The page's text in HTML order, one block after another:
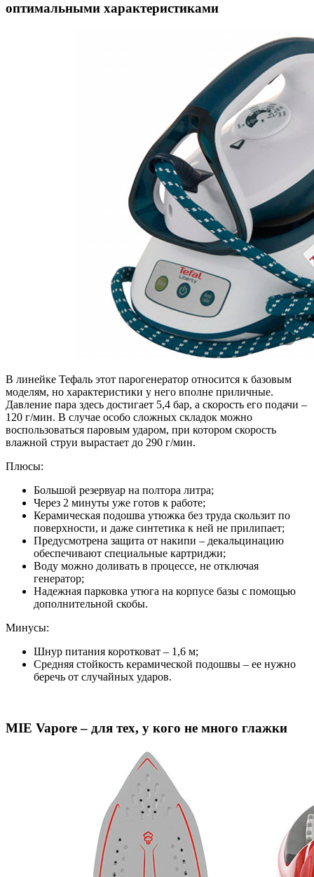
оптимальными характеристиками
В линейке Тефаль этот парогенератор относится к базовым
моделям, но характеристики у него вполне приличные.
Давление пара здесь достигает 5,4 бар, а скорость его подачи –
120 г/мин. В случае особо сложных складок можно
воспользоваться паровым ударом, при котором скорость
влажной струи вырастает до 290 г/мин.
Плюсы:
Большой резервуар на полтора литра;
Через 2 минуты уже готов к работе;
Керамическая подошва утюжка без труда скользит по
поверхности, и даже синтетика к ней не прилипает;
Предусмотрена защита от накипи – декальцинацию
обеспечивают специальные картриджи;
Воду можно доливать в процессе, не отключая
генератор;
Надежная парковка утюга на корпусе базы с помощью
дополнительной скобы.
Минусы:
Шнур питания коротковат – 1,6 м;
Средняя стойкость керамической подошвы – ее нужно
беречь от случайных ударов.
MIE Vapore – для тех, у кого не много глажки